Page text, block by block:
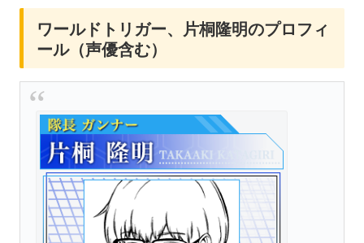
ワールドトリガー、片桐隆明のプロフィ
ール（声優含む）